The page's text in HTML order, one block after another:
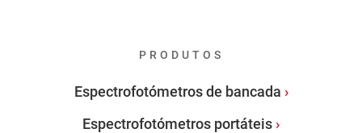
PRODUTOS
Espectrofotómetros de bancada
Espectrofotómetros portáteis